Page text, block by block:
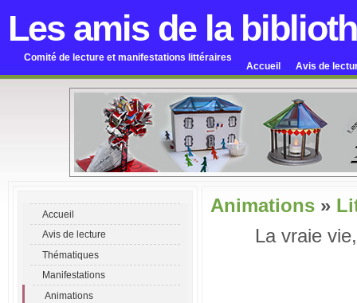
Les amis de la
Comité de lecture et manifestations littéraires
Accueil Avis de
Accueil
Avis de lecture
Thématiques
Manifestations
Animations
Animations »
La vraie